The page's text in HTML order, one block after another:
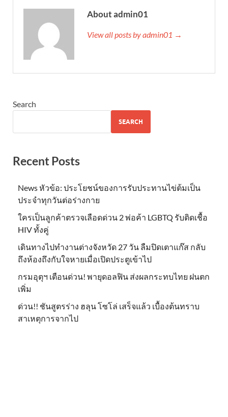
About admin01
View all posts by admin01 →
Search
SEARCH
Recent Posts
News หัวข้อ: ประโยชน์ของการรับประทานไข่ต้มเป็น
ประจำทุกวันต่อร่างกาย
ใครเป็นลูกค้าตรวจเลือดด่วน 2 พ่อค้า LGBTQ รับติดเชื้อ
HIV ทั้งคู่
เดินทางไปทำงานต่างจังหวัด 27 วัน ลืมปิดเตาแก๊ส กลับ
ถึงห้องถึงกับใจหายเมื่อเปิดประตูเข้าไป
กรมอุตุฯ เตือนด่วน! พายุดอลฟิน ส่งผลกระทบไทย ฝนตก
เพิ่ม
ด่วน!! ชันสูตรร่าง ฮลุน โซโล่ เสร็จแล้ว เบื้องต้นทราบ
สาเหตุการจากไป